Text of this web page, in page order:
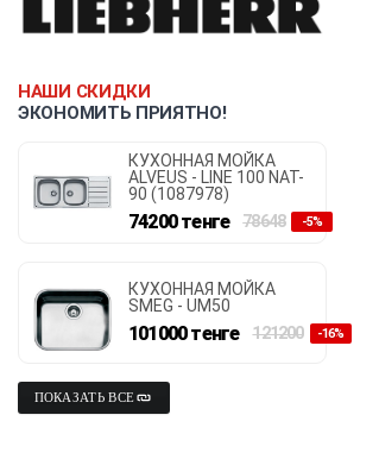
НАШИ СКИДКИ
ЭКОНОМИТЬ ПРИЯТНО!
КУХОННАЯ МОЙКА
ALVEUS - LINE 100 NAT-
90 (1087978)
74200 тенге 78648 -5%
КУХОННАЯ МОЙКА
SMEG - UM50
101000тенге 121200 -16%
ПОКАЗАТЬ ВСЕ